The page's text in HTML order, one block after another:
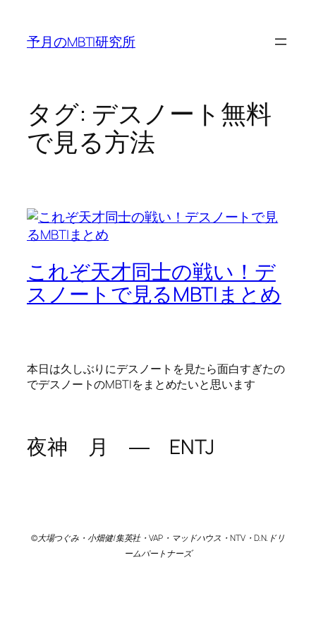
予月のMBTI研究所
タグ: デスノート無料
で見る方法
これぞ天才同士の戦い！デ
スノートで見るMBTIまとめ
本日は久しぶりにデスノートを見たら面白すぎたの
でデスノートのMBTIをまとめたいと思います
夜神 月 ― ENTJ
©大場つぐみ・小畑健/集英社・VAP・マッドハウス・NTV・D.N.ドリ
ームパートナーズ